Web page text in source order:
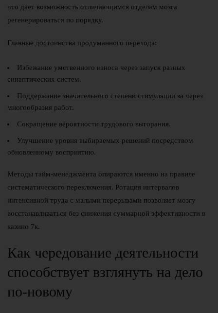
что дает возможность отличающимся отделам мозга
регенерироваться по порядку.
Главные достоинства продуманного перехода:
Избежание умственного износа через запуск разных
синаптических систем.
Поддержание значительного степени стимуляции за через
многообразия работ.
Сокращение вероятности трудового выгорания.
Улучшение уровня выбираемых решений посредством
обновленному восприятию.
Методы тайм-менеджмента опираются именно на правиле
систематического переключения. Ротация интервалов
интенсивной труда с малыми перерывами позволяет мозгу
восстанавливаться без снижения суммарной эффективности в
казино 7к.
Как чередование деятельности
способствует взглянуть на дело
по-новому